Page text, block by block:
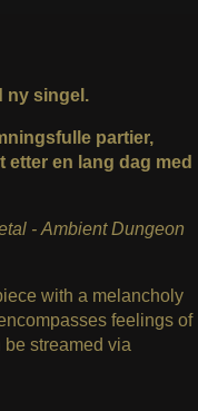
ny singel.
partier,
en lang dag med
- Ambient Dungeon
with a melancholy
feelings of
streamed via